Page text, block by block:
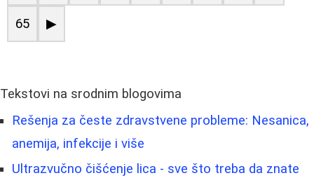
65 ▶
Tekstovi na srodnim blogovima
Rešenja za česte zdravstvene probleme: Nesanica,
anemija, infekcije i više
Ultrazvučno čišćenje lica - sve što treba da znate